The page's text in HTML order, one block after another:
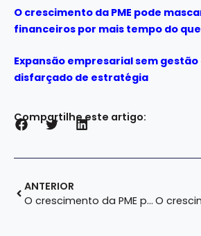
O crescimento da PME pode
financeiros por mais tempo do
Expansão empresarial sem gestão
disfarçado de estratégia
Compartilhe este artigo:
ANTERIOR
O crescimento da PME pode mascarar problemas financeiros por mais tempo do que parece